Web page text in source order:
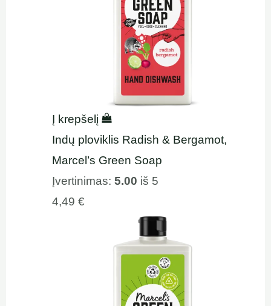
Į krepšelį
Indų ploviklis Radish & Bergamot,
Marcel’s Green Soap
Įvertinimas:5.00 iš 5
4,49€